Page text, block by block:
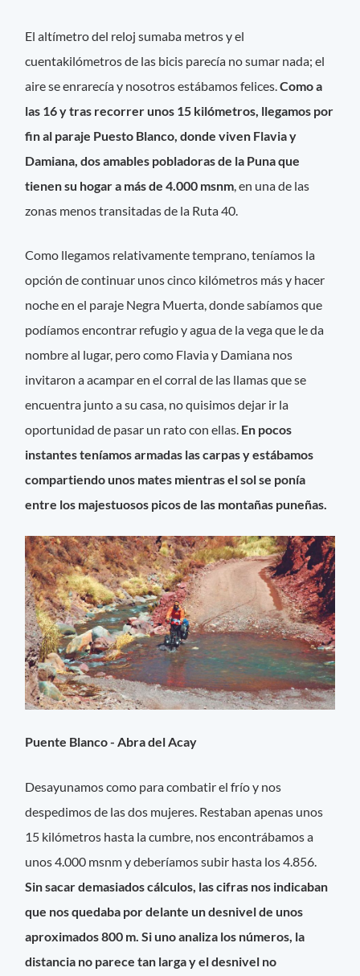
El altímetro del reloj sumaba metros y el
cuentakilómetros de las bicis parecía no sumar nada; el
aire se enrarecía y nosotros estábamos felices.Como a
las 16 y tras recorrer unos 15 kilómetros, llegamos por
fin al paraje Puesto Blanco, donde viven Flavia y
Damiana, dos amables pobladoras de la Puna que
tienen su hogar a más de 4.000 msnm , en una de las
zonas menos transitadas de la Ruta 40.
Como llegamos relativamente temprano, teníamos la
opción de continuar unos cinco kilómetros más y hacer
noche en el paraje Negra Muerta, donde sabíamos que
podíamos encontrar refugio y agua de la vega que le da
nombre al lugar, pero como Flavia y Damiana nos
invitaron a acampar en el corral de las llamas que se
encuentra junto a su casa, no quisimos dejar ir la
oportunidad de pasar un rato con ellas. En pocos
instantes teníamos armadas las carpas y estábamos
compartiendo unos mates mientras el sol se ponía
entre los majestuosos picos de las montañas puneñas.
Puente Blanco - Abra del Acay
Desayunamos como para combatir el frío y nos
despedimos de las dos mujeres. Restaban apenas unos
15 kilómetros hasta la cumbre, nos encontrábamos a
unos 4.000 msnm y deberíamos subir hasta los 4.856.
Sin sacar demasiados cálculos, las cifras nos indicaban
que nos quedaba por delante un desnivel de unos
aproximados 800 m. Si uno analiza los números, la
distancia no parece tan larga y el desnivel no